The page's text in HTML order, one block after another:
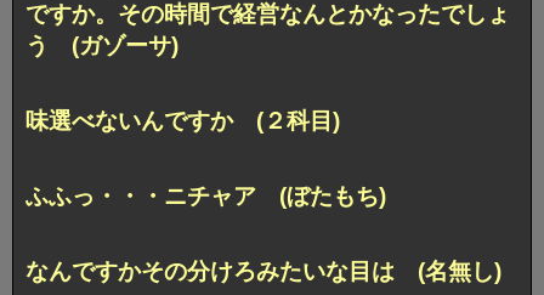
ですか。その時間で経営なんとかなったでしょ
う (ガゾーサ)
味選べないんですか (２科目)
ふふっ・・・ニチャア (ぼたもち)
なんですかその分けろみたいな目は (名無し)